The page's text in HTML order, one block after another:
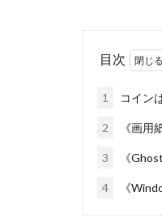
目次
1 コイン
2 《画用
3 《
4 《